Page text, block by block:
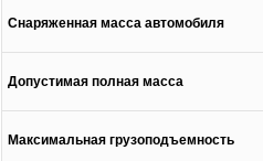
Снаряженная масса автомобиля
Допустимая полная масса
Максимальная грузоподъемность